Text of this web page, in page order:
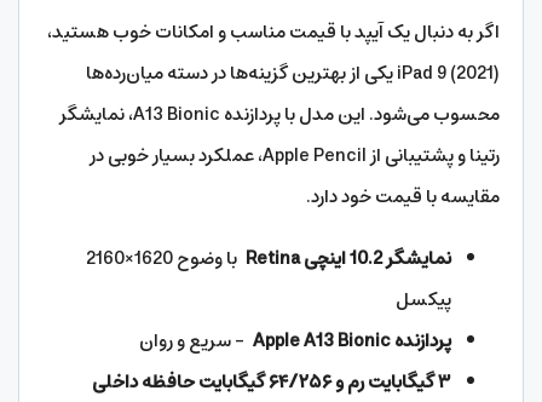
اگر به دنبال یک آیپد با قیمت مناسب و امکانات خوب هستید،
iPad 9 (2021) یکی از بهترین گزینه‌ها در دسته میان‌رده‌ها
محسوب می‌شود. این مدل با پردازنده A13 Bionic، نمایشگر
رتینا و پشتیبانی از Apple Pencil، عملکرد بسیار خوبی در
مقایسه با قیمت خود دارد.
نمایشگر 10.2 اینچی Retina
با وضوح 1620×2160
پیکسل
پردازنده Apple A13 Bionic
– سریع و روان
۳ گیگابایت رم و ۶۴/۲۵۶ گیگابایت حافظه داخلی